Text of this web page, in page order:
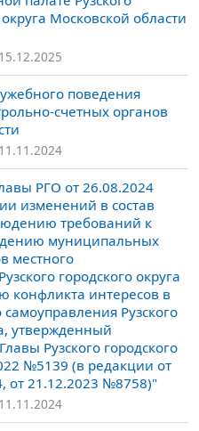
Московской области
поведения
счетных органов
РГО от 26.08.2024
изменений в состав
требований к
муниципальных
местного
городского округа
конфликта интересов в
Рузского
утвержденный
Рузского городского
№5139 (в редакции от
от 21.12.2023 №8758)"